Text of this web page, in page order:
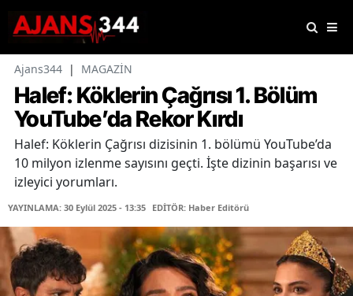
Ajans344 | MAGAZİN
Halef: Köklerin Çağrısı 1. Bölüm
YouTube’da Rekor Kırdı
Halef: Köklerin Çağrısı dizisinin 1. bölümü YouTube’da
10 milyon izlenme sayısını geçti. İşte dizinin başarısı ve
izleyici yorumları.
YAYINLAMA: 30 Eylül 2025 - 13:35 EDİTÖR: Haber Editörü